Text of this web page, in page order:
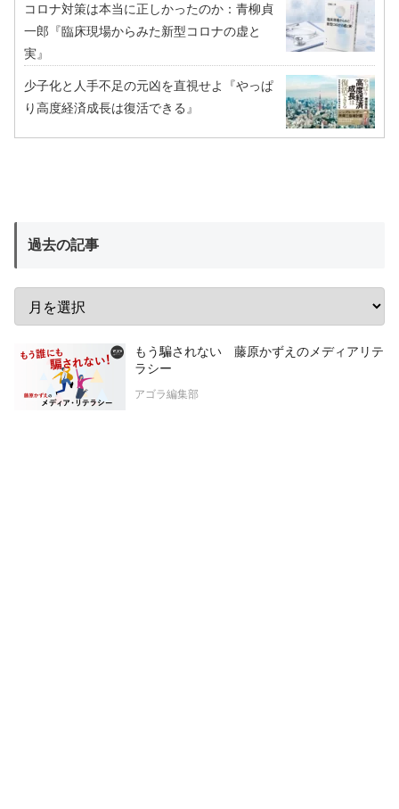
コロナ対策は本当に正しかったのか：青柳貞
一郎『臨床現場からみた新型コロナの虚と
実』
少子化と人手不足の元凶を直視せよ『やっぱ
り高度経済成長は復活できる』
過去の記事
もう騙されない 藤原かずえのメディアリテ
ラシー
アゴラ編集部